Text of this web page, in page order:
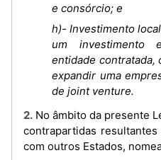
e consórcio; e
h)- Investimento
um investimento
entidade contratada,
expandir uma
de joint venture.
2. No âmbito da presente Lei, podem ainda realizar-se
contrapartidas
com outros Estados,